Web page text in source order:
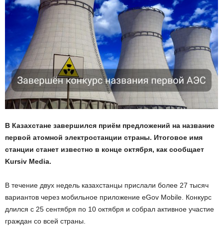
В Казахстане завершился приём предложений на название
первой атомной электростанции страны. Итоговое имя
станции станет известно в конце октября, как сообщает
Kursiv Media.
В течение двух недель казахстанцы прислали более 27 тысяч
вариантов через мобильное приложение eGov Mobile. Конкурс
длился с 25 сентября по 10 октября и собрал активное участие
граждан со всей страны.